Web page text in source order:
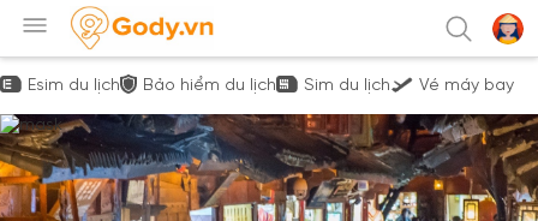
Esim du lịch Bảo hiểm du lịch Sim du lịch Vé máy bay